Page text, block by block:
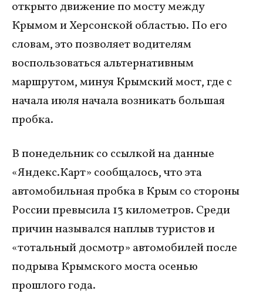
открыто движение по мосту между
Крымом и Херсонской областью. По его
словам, это позволяет водителям
воспользоваться альтернативным
маршрутом, минуя Крымский мост, где с
начала июля начала возникать большая
пробка.
В понедельник со ссылкой на данные
«Яндекс.Карт» сообщалось, что эта
автомобильная пробка в Крым со стороны
России превысила 13 километров. Среди
причин назывался наплыв туристов и
«тотальный досмотр» автомобилей после
подрыва Крымского моста осенью
прошлого года.